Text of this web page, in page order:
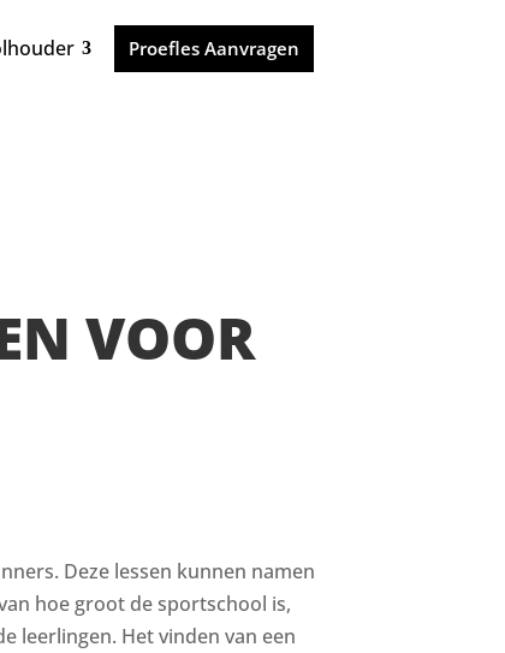
Proefles Aanvragen
VOOR
Deze lessen kunnen namen
van hoe groot de sportschool is,
leerlingen. Het vinden van een